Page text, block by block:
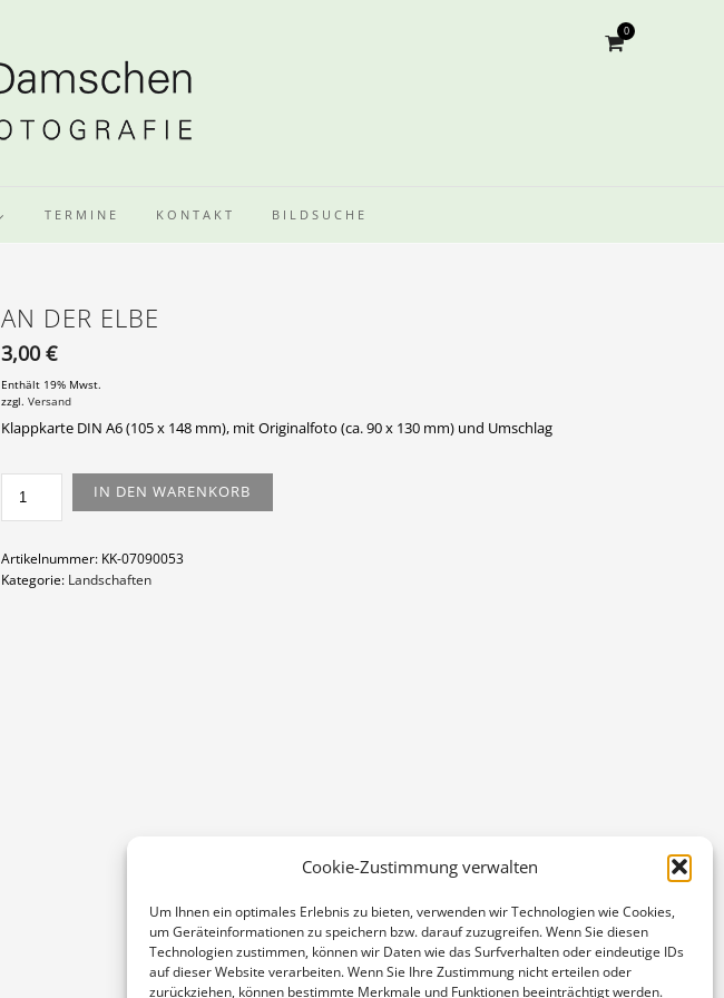
Cookie-Zustimmung verwalten
Um Ihnen ein optimales Erlebnis zu bieten, verwenden wir Technologien wie Cookies,
um Geräteinformationen zu speichern bzw. darauf zuzugreifen. Wenn Sie diesen
Technologien zustimmen, können wir Daten wie das Surfverhalten oder eindeutige IDs
auf dieser Website verarbeiten. Wenn Sie Ihre Zustimmung nicht erteilen oder
zurückziehen, können bestimmte Merkmale und Funktionen beeinträchtigt werden.
0
TERMINE KONTAKT BILDSUCHE
AN DER ELBE
3,00€
Enthält 19% Mwst.
zzgl.Versand
Klappkarte DIN A6 (105 x 148 mm), mit Originalfoto (ca. 90 x 130 mm) und Umschlag
DER
MENGE
IN DEN WARENKORB
Artikelnummer: KK-07090053
Kategorie: Landschaften